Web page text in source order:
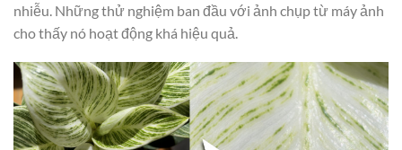
nhiễu. Những thử nghiệm ban đầu với ảnh chụp từ máy ảnh
cho thấy nó hoạt động khá hiệu quả.